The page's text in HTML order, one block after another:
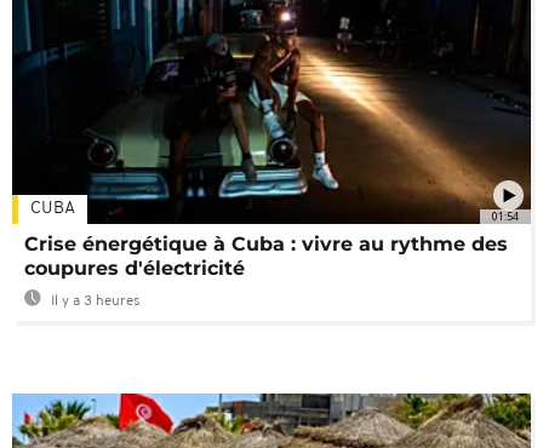
01:54
CUBA
Crise énergétique à Cuba : vivre au rythme des
coupures d'électricité
Il y a 3 heures